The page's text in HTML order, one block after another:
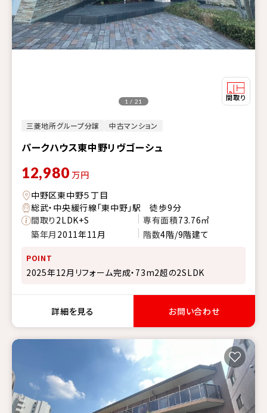
三菱地所グループ分譲 中古マンション
パークハウス東中野リヴゴーシュ
1 / 21
12,980 万円
中野区東中野５丁目
総武・中央緩行線「東中野」駅 徒歩9分
間取り2LDK+S 専有面積73.76㎡
築年月 2011年11月 階数4階/9階建て
POINT
2025年12月リフォーム完成・73m2超の2SLDK
詳細を見る お問い合わせ